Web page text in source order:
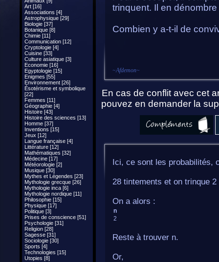
Art [16]
Associations [4]
Astrophysique [29]
Biologie [37]
Botanique [8]
Chimie [11]
Communication [12]
Cryptologie [4]
Cuisine [33]
Culture asiatique [3]
Economie [16]
Egyptologie [15]
Enigmes [55]
Environnement [26]
Ésotérisme et symbolique
[22]
Femmes [11]
Géographie [4]
Histoire [43]
Histoire des sciences [13]
Homme [37]
Inventions [15]
Jeux [12]
Langue française [4]
Littérature [12]
Mathématiques [32]
Médecine [17]
Météorologie [2]
Musique [30]
Mythes et Légendes [23]
Mythologie grecque [26]
Mythologie inca [6]
Mythologie nordique [11]
Philosophie [15]
Physique [17]
Politique [3]
Prises de conscience [51]
Psychologie [31]
Religion [28]
Sagesse [31]
Sociologie [30]
Sports [4]
Technologies [15]
Utopies [8]
trinquent. Il en dénombre
Combien y a-t-il de
~Afdemon~
En cas de conflit avec cet
pouvez en demander la
Ici, ce sont les probabilités,
28 tintements et on trinque 2
On a alors :
n
2
Reste à trouver n.
Or,